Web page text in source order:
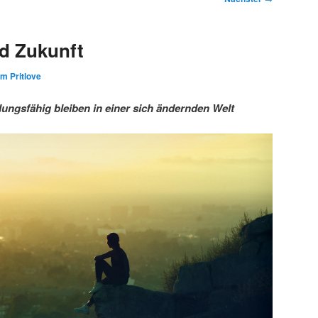
Zukunft
Pritlove
bleiben in einer sich ändernden Welt